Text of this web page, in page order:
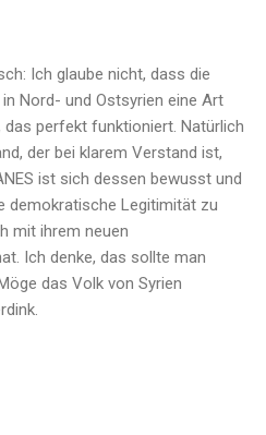
Ich glaube nicht, dass die
Nord- und Ostsyrien eine Art
perfekt funktioniert. Natürlich
der bei klarem Verstand ist,
ist sich dessen bewusst und
demokratische Legitimität zu
mit ihrem neuen
Ich denke, das sollte man
das Volk von Syrien